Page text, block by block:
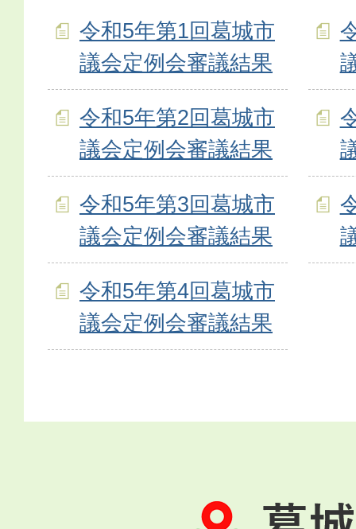
令和5年第1回葛城市
議会定例会審議結果
令和5年第2回葛城市
議会定例会審議結果
令和5年第3回葛城市
議会定例会審議結果
令和5年第4回葛城市
議会定例会審議結果
葛